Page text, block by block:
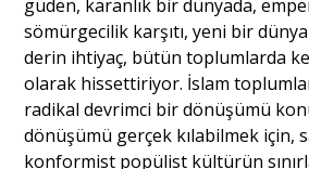
güden, karanlık bir dünyada,
sömürgecilik karşıtı, yeni bir
derin ihtiyaç, bütün toplumlarda
olarak hissettiriyor. İslam
radikal devrimci bir dönüşümü
dönüşümü gerçek kılabilmek için,
konformist popülist kültürün